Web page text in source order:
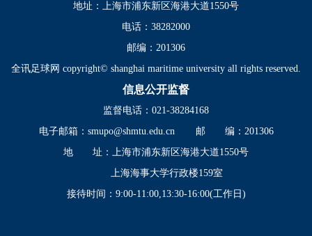
地址：上海市浦东新区海港大道1550号
电话：38282000
邮编：201306
全讯足球网 copyright© shanghai maritime university all rights reserved.
信息公开监督
监督电话：021-38284168
电子邮箱： smupo@shmtu.edu.cn
邮 编：201306
地 址：上海市浦东新区海港大道1550号
上海海事大学行政楼159室
接待时间：9:00-11:00,13:30-16:00(工作日)